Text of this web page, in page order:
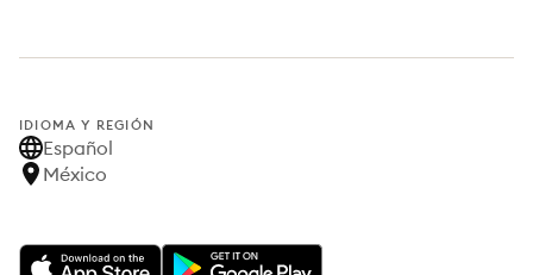
IDIOMA Y REGIÓN
Español
México